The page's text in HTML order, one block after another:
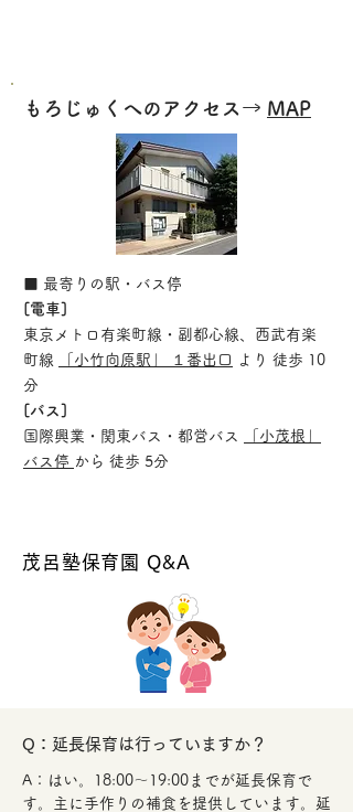
もろじゅくへのアクセス→ MAP
■ 最寄りの駅・バス停
[電車]
東京メトロ有楽町線・副都心線、西武有楽
町線
「小竹向原駅」 １番出口
より 徒歩 10
分
[バス]
国際興業・関東バス・都営バス
「小茂根」
バス停 から 徒歩 5分
茂呂塾保育園 Q&A
Q：延長保育は行っていますか？
A：はい。18:00～19:00までが延長保育で
す。主に手作りの補食を提供しています。延